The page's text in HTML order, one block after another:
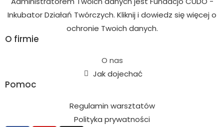
Inkubator Działań Twórczych. Kliknij i dowiedz się więcej o
ochronie Twoich danych.
O firmie
O nas
Jak dojechać
Pomoc
Regulamin warsztatów
Polityka prywatności